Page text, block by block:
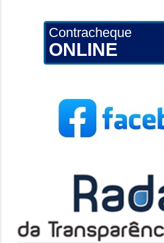
Contracheque
ONLINE